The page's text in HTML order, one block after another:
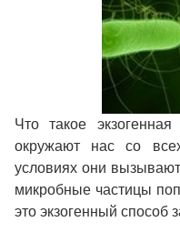
Что такое
окружают нас со
условиях они
микробные частицы
это экзогенный способ